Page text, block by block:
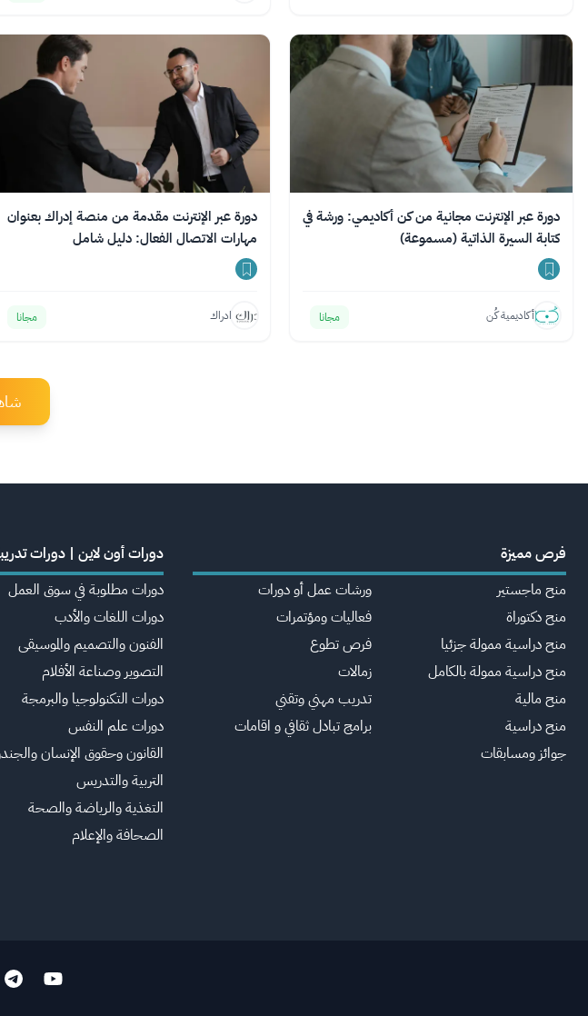
دورة عبر الإنترنت مجانية من كن أكاديمي: ورشة في
كتابة السيرة الذاتية (مسموعة)
أكاديمية كُن مجانا
دورة عبر الإنترنت مقدمة من منصة إدراك بعنوان
مهارات الاتصال الفعال: دليل شامل
ادراك مجانا
فرص مميزة
منح ماجستير
منح دكتوراة
منح دراسية ممولة جزئيا
منح دراسية ممولة بالكامل
منح مالية
منح دراسية
جوائز ومسابقات
ورشات عمل أو دورات
فعاليات ومؤتمرات
فرص تطوع
زمالات
تدريب مهني وتقني
برامج تبادل ثقافي و اقامات
دورات أون لاين | دورات
دورات مطلوبة في سوق العمل
دورات اللغات والأدب
الفنون والتصميم والموسيقى
التصوير وصناعة الأفلام
دورات التكنولوجيا والبرمجة
دورات علم النفس
القانون وحقوق الإنسان
التربية والتدريس
التغذية والرياضة والصحة
الصحافة والإعلام